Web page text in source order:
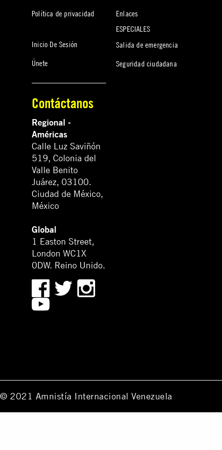
Política de privacidad
Inicio De Sesión
Únete
Enlaces
ESPECIALES
Salida de emergencia
Seguridad ciudadana
Contáctanos
Regional -
Américas
Calle Luz Saviñón
519, Colonia del
Valle Benito
Juárez, 03100.
Ciudad de México,
México
Global
1 Easton Street,
London WC1X
0DW. Reino Unido.
© 2021 Amnistía Internacional Venezuela